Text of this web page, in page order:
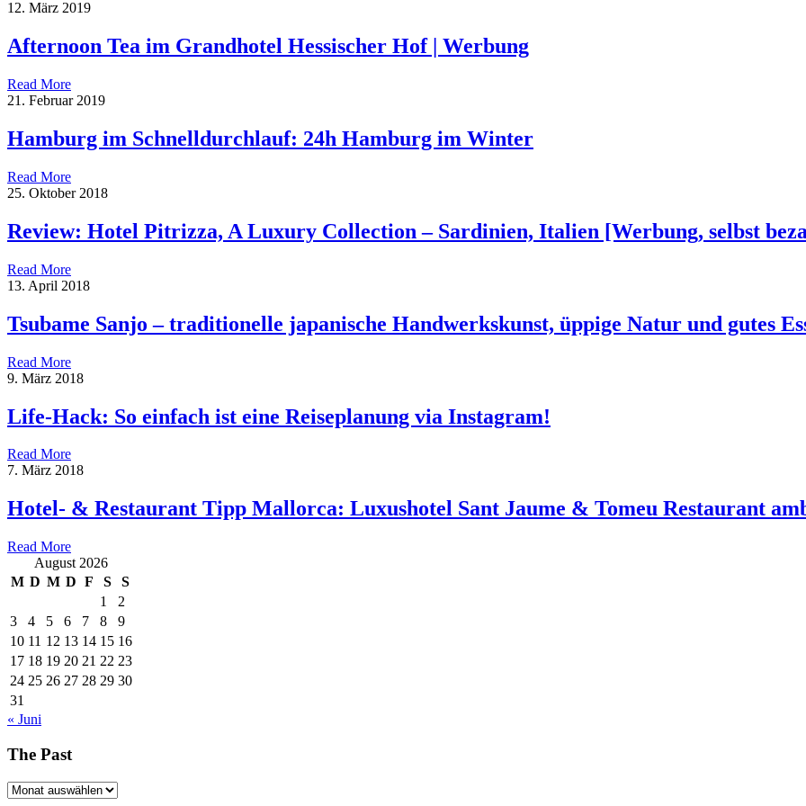
12. März 2019
Afternoon Tea im Grandhotel Hessischer Hof | Werbung
Read More
21. Februar 2019
Hamburg im Schnelldurchlauf: 24h Hamburg im Winter
Read More
25. Oktober 2018
Review: Hotel Pitrizza, A Luxury Collection – Sardinien, Italien [Werbung, selbst
Read More
13. April 2018
Tsubame Sanjo – traditionelle japanische Handwerkskunst, üppige Natur und gutes
Read More
9. März 2018
Life-Hack: So einfach ist eine Reiseplanung via Instagram!
Read More
7. März 2018
Hotel- & Restaurant Tipp Mallorca: Luxushotel Sant Jaume & Tomeu Restaurant
Read More
August 2026
M D M D F S
S
1
2
3
4 5 6 7 8
9
10 11 12 13 14 15 16
17 18 19 20 21 22 23
24 25 26 27 28 29 30
31
« Juni
The Past
The